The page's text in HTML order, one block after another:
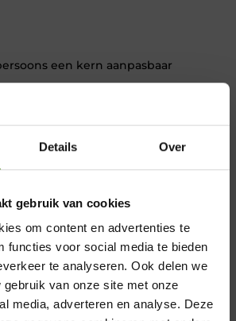
Details Over
gebruik van cookies
om content en advertenties te
functies voor social media te bieden
te analyseren. Ook delen we
gebruik van onze site met onze
media, adverteren en analyse. Deze
een kern aanpasbaar
product
×